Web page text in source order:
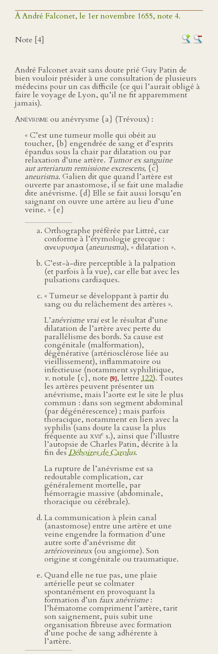
À André Falconet, le 1er novembre 1655, note 4.
Note [4]
André Falconet avait sans doute prié Guy Patin de
bien vouloir présider à une consultation de plusieurs
médecins pour un cas difficile (ce qui l’aurait obligé à
faire le voyage de Lyon, qu’il ne fit apparemment
jamais).
Anévrisme ou anévrysme {a} (Trévoux) :
« C’est une tumeur molle qui obéit au
toucher, {b} engendrée de sang et d’esprits
épandus sous la chair par dilatation ou par
relaxation d’une artère. Tumor ex sanguine
aut arteriarum remissione excrescens, {c}
aneurisma. Galien dit que quand l’artère est
ouverte par anastomose, il se fait une maladie
dite anévrisme. {d} Elle se fait aussi lorsqu’en
saignant on ouvre une artère au lieu d’une
veine. » {e}
Orthographe préférée par Littré, car
conforme à l’étymologie grecque :
ανευρυσμα (aneurusma), « dilatation ».
C’est-à-dire perceptible à la palpation
(et parfois à la vue), car elle bat avec les
pulsations cardiaques.
« Tumeur se développant à partir du
sang ou du relâchement des artères ».
L’anévrisme vraiest le résultat d’une
dilatation de l’artère avec perte du
parallélisme des bords. Sa cause est
congénitale (malformation),
dégénérative (artériosclérose liée au
vieillissement), inflammatoire ou
infectieuse (notamment syphilitique,
v. notule {c}, note [9], lettre122). Toutes
les artères peuvent présenter un
anévrisme, mais l’aorte est le site le plus
commun : dans son segment abdominal
(par dégénérescence) ; mais parfois
thoracique, notamment en lien avec la
syphilis (sans doute la cause la plus
fréquente au xviie s.), ainsi que l’illustre
l’autopsie de Charles Patin, décrite à la
fin desDéboires de Carolus.
La rupture de l’anévrisme est sa
redoutable complication, car
généralement mortelle, par
hémorragie massive (abdominale,
thoracique ou cérébrale).
La communication à plein canal
(anastomose) entre une artère et une
veine engendre la formation d’une
autre sorte d’anévrisme dit
artérioveineux(ou angiome). Son
origine st congénitale ou traumatique.
Quand elle ne tue pas, une plaie
artérielle peut se colmater
spontanément en provoquant la
formation d’un faux anévrisme:
l’hématome compriment l’artère, tarit
son saignement, puis subit une
organisation fibreuse avec formation
d’une poche de sang adhérente à
l’artère.